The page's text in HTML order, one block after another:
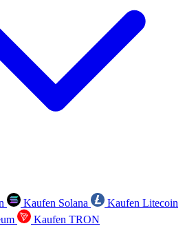
Kaufen Solana
Kaufen Litecoin
Kaufen TRON